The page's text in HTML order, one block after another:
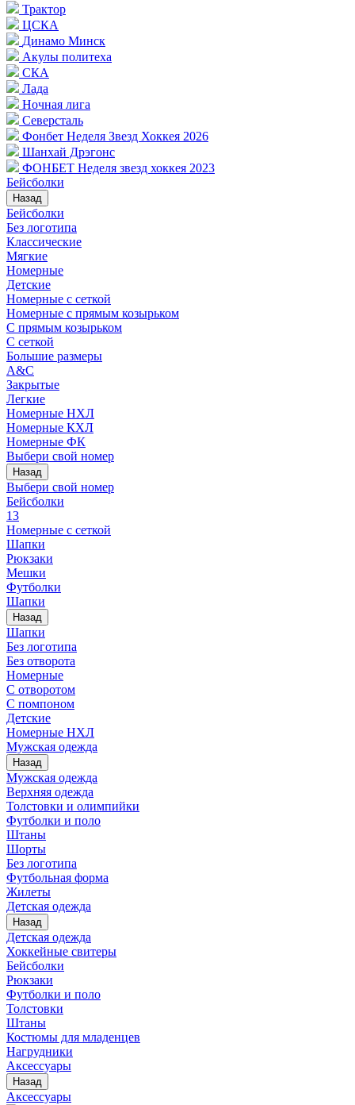
Трактор
ЦСКА
Динамо Минск
Акулы политеха
СКА
Лада
Ночная лига
Северсталь
Фонбет Неделя Звезд Хоккея 2026
Шанхай Дрэгонс
ФОНБЕТ Неделя звезд хоккея 2023
Бейсболки
Назад
Бейсболки
Без логотипа
Классические
Мягкие
Номерные
Детские
Номерные с сеткой
Номерные с прямым козырьком
С прямым козырьком
С сеткой
Большие размеры
A&C
Закрытые
Легкие
Номерные НХЛ
Номерные КХЛ
Номерные ФК
Выбери свой номер
Назад
Выбери свой номер
Бейсболки
13
Номерные с сеткой
Шапки
Рюкзаки
Мешки
Футболки
Шапки
Назад
Шапки
Без логотипа
Без отворота
Номерные
С отворотом
С помпоном
Детские
Номерные НХЛ
Мужская одежда
Назад
Мужская одежда
Верхняя одежда
Толстовки и олимпийки
Футболки и поло
Штаны
Шорты
Без логотипа
Футбольная форма
Жилеты
Детская одежда
Назад
Детская одежда
Хоккейные свитеры
Бейсболки
Рюкзаки
Футболки и поло
Толстовки
Штаны
Костюмы для младенцев
Нагрудники
Аксессуары
Назад
Аксессуары